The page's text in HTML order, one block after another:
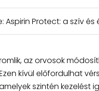
Aspirin Protect: a szív
az orvosok
kívül előfordulhat
szintén kezelést